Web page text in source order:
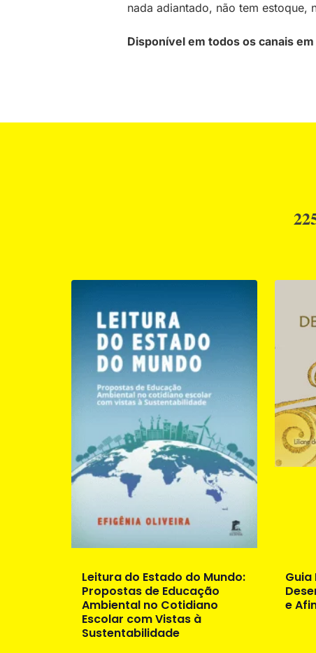
nada adiantado, não tem estoque,
Disponível em todos os canais
Leitura do Estado do Mundo:
Propostas de Educação
Ambiental no Cotidiano
Escolar com Vistas à
Sustentabilidade
e